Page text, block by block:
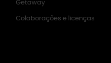
Getaway
Colaborações e licenças